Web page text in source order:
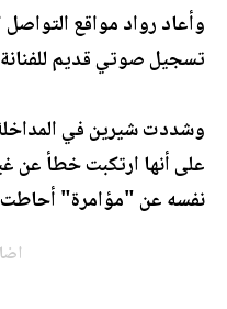
وأعاد رواد مواقع
تسجيل صوتي قديم
وشددت شيرين في
على أنها ارتكبت خطأ عن
نفسه عن "مؤامرة" أحاطت